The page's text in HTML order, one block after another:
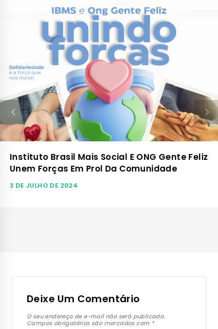
Instituto Brasil Mais Social E ONG Gente Feliz
Unem Forças Em Prol Da Comunidade
3 DE JULHO DE 2024
Deixe Um Comentário
O seu endereço de e-mail não será publicado.
Campos obrigatórios são marcados com *